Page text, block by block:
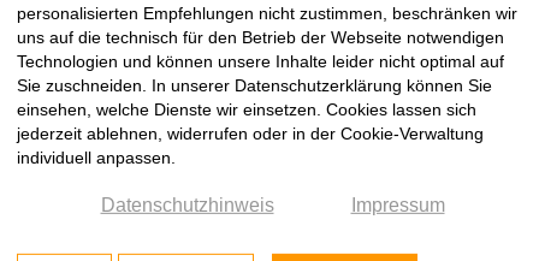
Preisliste
21.05.2026
PDF
technisches Datenblatt
HIMACS technisches Datenblatt
08.05.2026
PDF
personalisierten Empfehlungen nicht zustimmen, beschränken wir
uns auf die technisch für den Betrieb der Webseite notwendigen
Technologien und können unsere Inhalte leider nicht optimal auf
Sie zuschneiden. In unserer Datenschutzerklärung können Sie
einsehen, welche Dienste wir einsetzen. Cookies lassen sich
jederzeit ablehnen, widerrufen oder in der Cookie-Verwaltung
individuell anpassen.
Datenschutzhinweis Impressum